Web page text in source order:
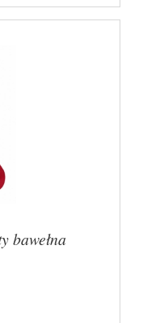
bawełna